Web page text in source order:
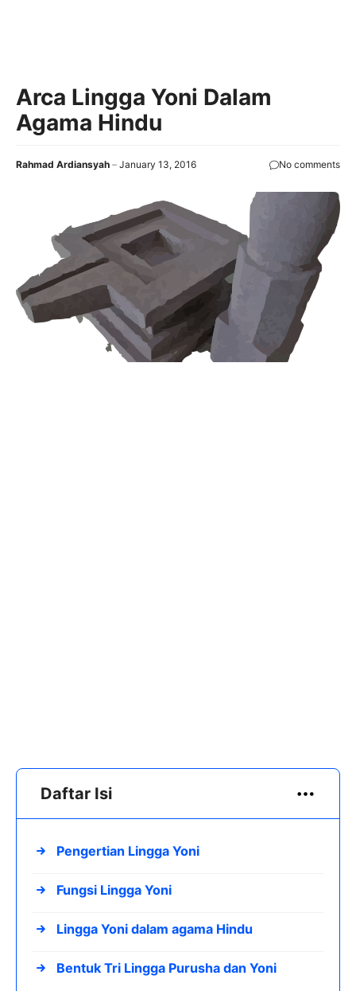
Arca Lingga Yoni Dalam
Agama Hindu
Rahmad Ardiansyah January 13, 2016 No comments
Daftar Isi
Pengertian Lingga Yoni
Fungsi Lingga Yoni
Lingga Yoni dalam agama Hindu
Bentuk Tri Lingga Purusha dan Yoni